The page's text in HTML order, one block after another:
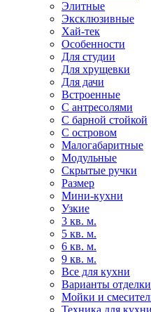
Элитные
Эксклюзивные
Хай-тек
Особенности
Для студии
Для хрущевки
Для дачи
Встроенные
С антресолями
С барной стойкой
С островом
Малогабаритные
Модульные
Скрытые ручки
Размер
Мини-кухни
Узкие
3 кв. м.
5 кв. м.
6 кв. м.
9 кв. м.
Все для кухни
Варианты отделки
Мойки и
Техника для кухни